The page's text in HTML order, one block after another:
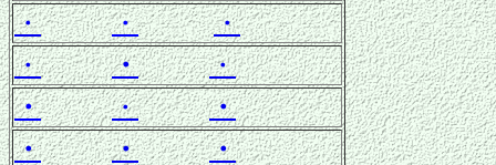
・
・
・
・
・
・
・
・
・
・
・
・